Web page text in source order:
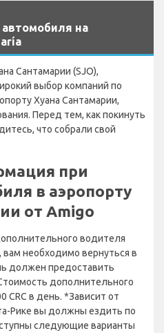
автомобиля на
Сантамарии (SJO),
выбор компаний по
Хуана Сантамарии,
Перед тем, как покинуть
что собрали свой
при
в аэропорту
от Amigo
водителя
вам необходимо вернуться в
должен предоставить
дополнительного
CRC в день. *Зависит от
Рике вы должны ездить по
следующие варианты